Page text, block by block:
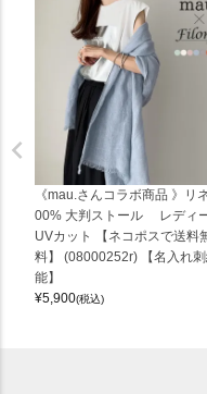
《mau.さんコラボ商品 》リ
00% 大判ストール レディ
UVカット 【ネコポスで送料
料】 (08000252r) 【名入れ
能】
¥5,900(税込)